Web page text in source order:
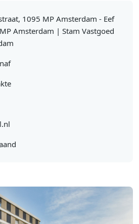
1095 MP Amsterdam - Eef
Amsterdam | Stam Vastgoed